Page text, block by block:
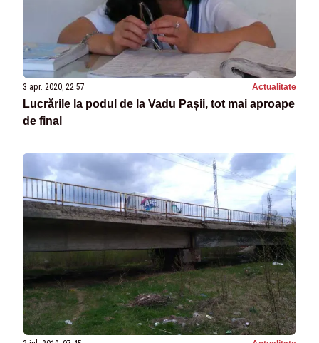
3 apr. 2020, 22:57 Actualitate
Lucrările la podul de la Vadu Pașii, tot mai aproape
de final